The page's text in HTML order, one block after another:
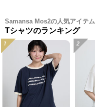
Samansa Mos2の人気アイテム
Tシャツのランキング